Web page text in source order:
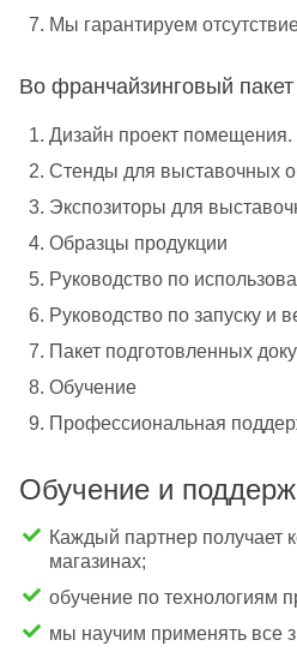
Мы гарантируем
Во франчайзинговый
Дизайн проект помещения.
Стенды для выставочных
Экспозиторы для
Образцы продукции
Руководство по
Руководство по запуску и
Пакет подготовленных
Обучение
Профессиональная
Обучение и
Каждый партнер получает
магазинах;
обучение по технологиям
мы научим применять все